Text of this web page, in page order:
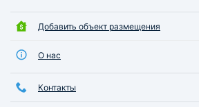
Добавить объект размещения
О нас
Контакты